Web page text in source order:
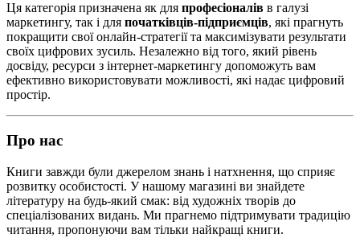
Ця категорія призначена як для професіоналів в галузі
маркетингу, так і для початківців-підприємців, які прагнуть
покращити свої онлайн-стратегії та максимізувати результати
своїх цифрових зусиль. Незалежно від того, який рівень
досвіду, ресурси з інтернет-маркетингу допоможуть вам
ефективно використовувати можливості, які надає цифровий
простір.
Про нас
Книги завжди були джерелом знань і натхнення, що сприяє
розвитку особистості. У нашому магазині ви знайдете
літературу на будь-який смак: від художніх творів до
спеціалізованих видань. Ми прагнемо підтримувати традицію
читання, пропонуючи вам тільки найкращі книги.